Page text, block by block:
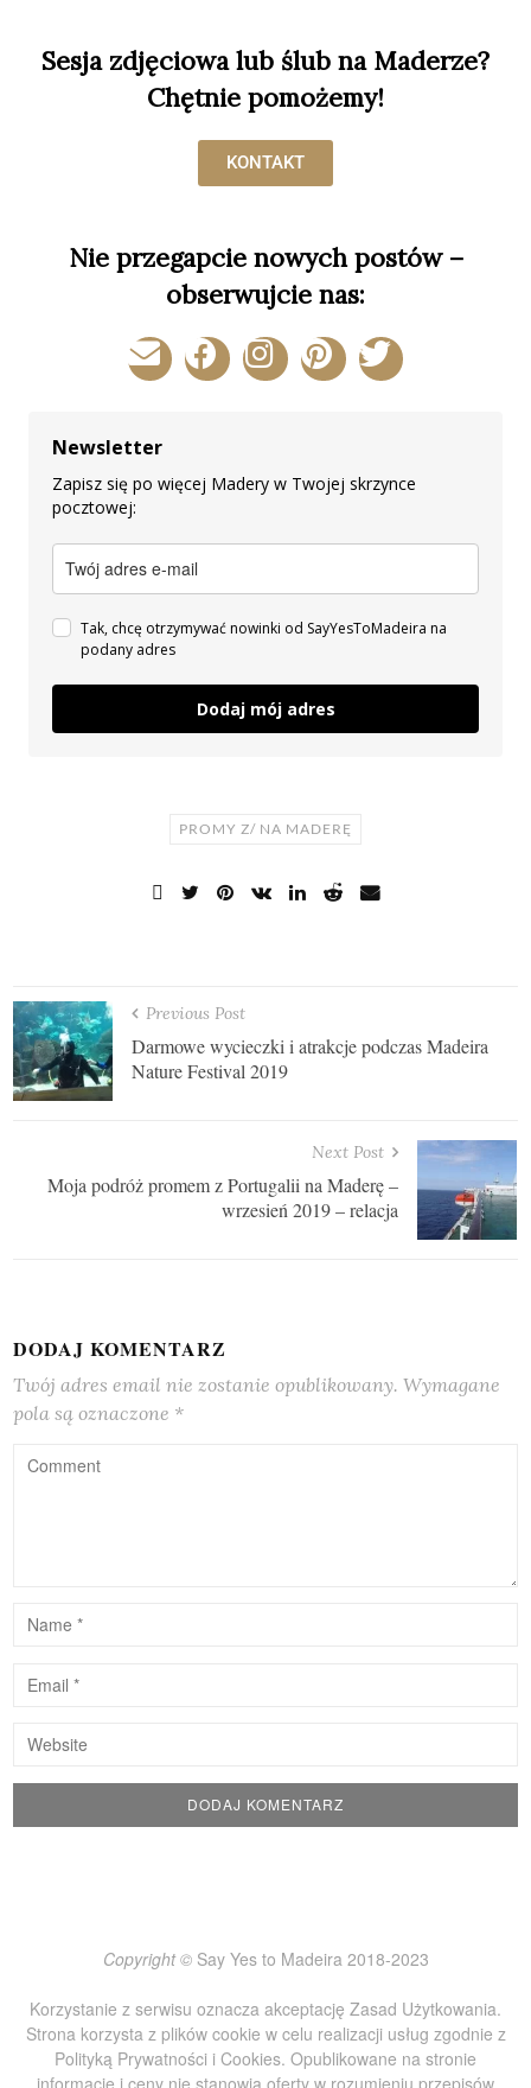
Sesja zdjęciowa lub ślub na Maderze?
Chętnie pomożemy!
KONTAKT
Nie przegapcie nowych postów –
obserwujcie nas:
Newsletter
Zapisz się po więcej Madery w Twojej skrzynce
pocztowej:
Tak, chcę otrzymywać nowinki od SayYesToMadeira na
podany adres
Dodaj mój adres
PROMY Z/ NA MADERĘ
Previous Post
Darmowe wycieczki i atrakcje podczas Madeira
Nature Festival 2019
Next Post
Moja podróż promem z Portugalii na Maderę –
wrzesień 2019 – relacja
DODAJ KOMENTARZ
Twój adres email nie zostanie opublikowany. Wymagane
pola są oznaczone *
Copyright © Say Yes to Madeira 2018-2023
Korzystanie z serwisu oznacza akceptację Zasad Użytkowania.
Strona korzysta z plików cookie w celu realizacji usług zgodnie z
Polityką Prywatności i Cookies. Opublikowane na stronie
informacje i ceny nie stanowią oferty w rozumieniu przepisów